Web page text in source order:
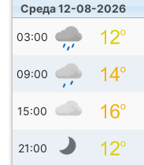
Среда 12-08-2026
03:00
09:00
15:00
21:00